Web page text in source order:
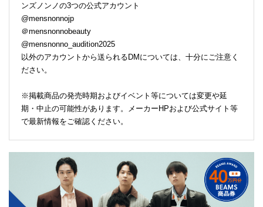
ンズノンノの3つの公式アカウント
@mensnonnojp
＠mensnonnobeauty
@mensnonno_audition2025
以外のアカウントから送られるDMについては、十分にご注意く
ださい。
※掲載商品の発売時期およびイベント等については変更や延
期・中止の可能性があります。メーカーHPおよび公式サイト等
で最新情報をご確認ください。